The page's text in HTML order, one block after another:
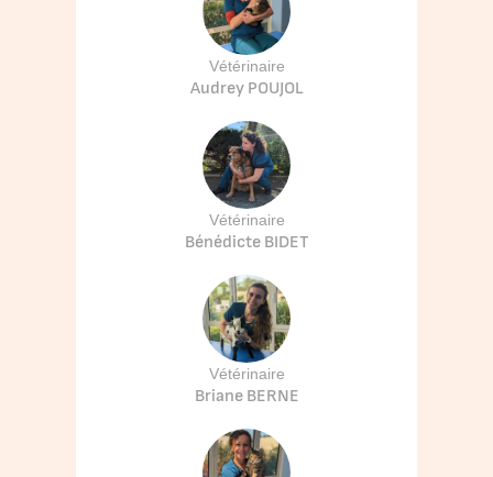
Vétérinaire
Audrey POUJOL
Vétérinaire
Bénédicte BIDET
Vétérinaire
Briane BERNE